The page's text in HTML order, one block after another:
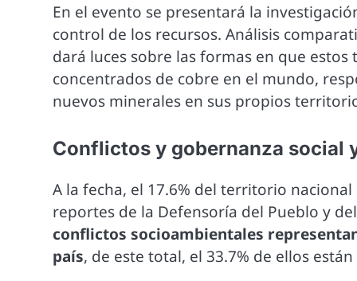
En el evento se presentará la
control de los recursos. Análisis
dará luces sobre las formas en que
concentrados de cobre en el mundo,
nuevos minerales en sus propios
Conflictos y gobernanza social
A la fecha, el 17.6% del territorio
reportes de la Defensoría del Pueblo y
conflictos socioambientales
país, de este total, el 33.7% de ellos